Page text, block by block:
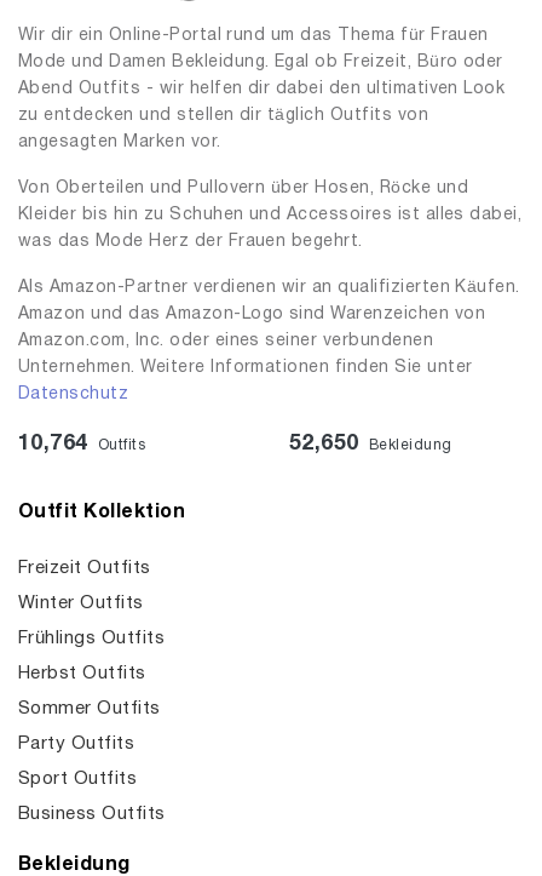
Wir dir ein Online-Portal rund um das Thema für Frauen
Mode und Damen Bekleidung. Egal ob Freizeit, Büro oder
Abend Outfits - wir helfen dir dabei den ultimativen Look
zu entdecken und stellen dir täglich Outfits von
angesagten Marken vor.
Von Oberteilen und Pullovern über Hosen, Röcke und
Kleider bis hin zu Schuhen und Accessoires ist alles dabei,
was das Mode Herz der Frauen begehrt.
Als Amazon-Partner verdienen wir an qualifizierten Käufen.
Amazon und das Amazon-Logo sind Warenzeichen von
Amazon.com, Inc. oder eines seiner verbundenen
Unternehmen. Weitere Informationen finden Sie unter
Datenschutz
10,764 Outfits 52,650 Bekleidung
Outfit Kollektion
Freizeit Outfits
Winter Outfits
Frühlings Outfits
Herbst Outfits
Sommer Outfits
Party Outfits
Sport Outfits
Business Outfits
Bekleidung